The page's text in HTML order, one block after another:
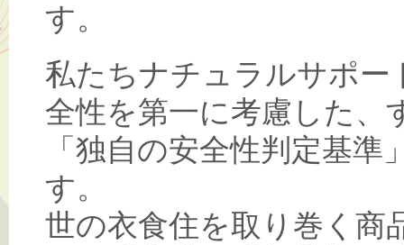
す。
私たちナチュラルサポー
全性を第一に考慮した、
「独自の安全性判定基
す。
世の衣食住を取り巻く商